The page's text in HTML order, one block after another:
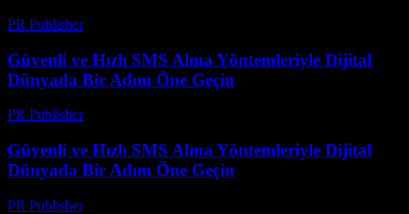
PR Publisher-
Güvenli ve Hızlı SMS Alma Yöntemleriyle Dijital
Dünyada Bir Adım Öne Geçin
PR Publisher-
Güvenli ve Hızlı SMS Alma Yöntemleriyle Dijital
Dünyada Bir Adım Öne Geçin
PR Publisher-